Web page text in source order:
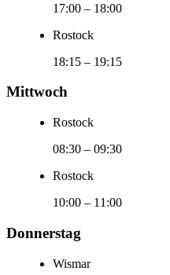
17:00 – 18:00
Rostock
18:15 – 19:15
Mittwoch
Rostock
08:30 –09:30
Rostock
10:00 – 11:00
Donnerstag
Wismar